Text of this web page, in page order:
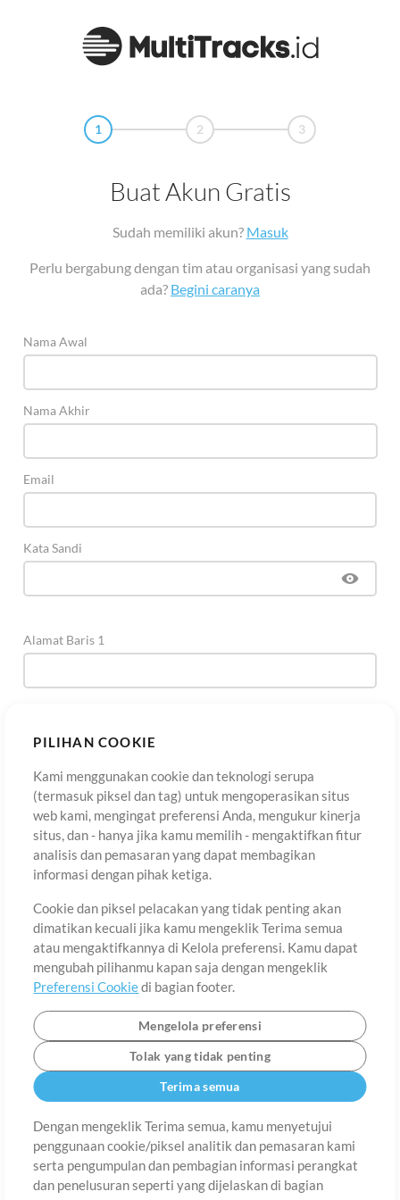
PILIHAN COOKIE
Kami menggunakan cookie dan teknologi serupa
(termasuk piksel dan tag) untuk mengoperasikan situs
web kami, mengingat preferensi Anda, mengukur kinerja
situs, dan - hanya jika kamu memilih - mengaktifkan fitur
analisis dan pemasaran yang dapat membagikan
informasi dengan pihak ketiga.
Cookie dan piksel pelacakan yang tidak penting akan
dimatikan kecuali jika kamu mengeklik Terima semua
atau mengaktifkannya di Kelola preferensi. Kamu dapat
mengubah pilihanmu kapan saja dengan mengeklik
Preferensi Cookiedi bagian footer.
Mengelola preferensi
Tolak yang tidak penting
Terima semua
Dengan mengeklik Terima semua, kamu menyetujui
penggunaan cookie/piksel analitik dan pemasaran kami
serta pengumpulan dan pembagian informasi perangkat
dan penelusuran seperti yang dijelaskan di bagian
1 2 3
Buat Akun Gratis
Sudah memiliki akun? Masuk
Perlu bergabung dengan tim atau organisasi yang sudah
ada? Begini caranya
Nama Awal
Nama Akhir
Email
Kata Sandi
Alamat Baris 1
Kota
Negara
Provinsi Bahasa
Tentang Ketentuan Penggunaan Kebijakan Privasi
Preferensi
Cookie
Hubungi
©2006-2026 oleh MultiTracks.com LLC. Semua Hak Cipta Dilindungi